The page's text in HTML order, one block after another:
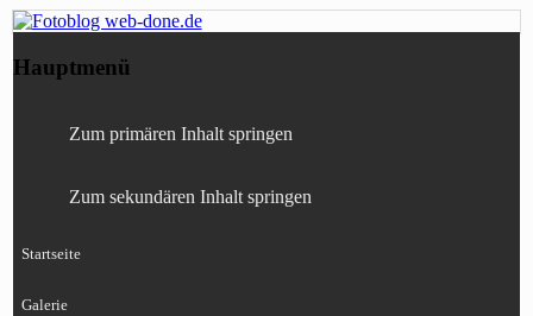
Fotoblog web-done.de
Canon, Nikon, Sony
Hauptmenü
Zum primären Inhalt springen
Zum sekundären Inhalt springen
Startseite
Galerie